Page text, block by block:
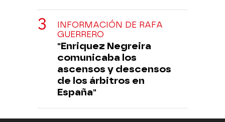
INFORMACIÓN DE RAFA
GUERRERO
"Enriquez Negreira
comunicaba los
ascensos y descensos
de los árbitros en
España"